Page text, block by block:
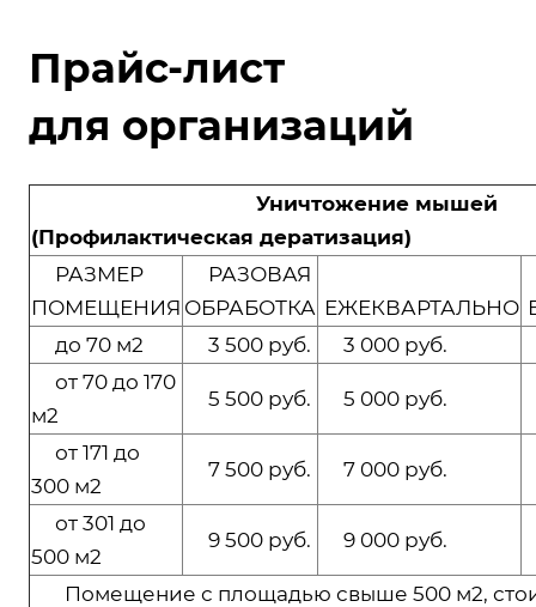
Прайс-лист
для организаций
Уничтожение мышей
(Профилактическая дератизация)
РАЗМЕР
ПОМЕЩЕНИЯ
РАЗОВАЯ
ОБРАБОТКА ЕЖЕКВАРТАЛЬНО
до 70 м2
3 500 руб. 3 000 руб.
от 70 до 170
м2
5 500 руб. 5 000 руб.
от 171 до
300 м2
7 500 руб. 7 000 руб.
от 301 до
500 м2
9 500 руб. 9 000 руб.
Помещение с площадью свыше 500 м2,